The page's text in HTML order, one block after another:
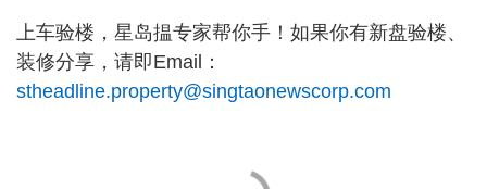
上车验楼，星岛揾专家帮你手！如果你有新盘验楼、
装修分享，请即Email：
stheadline.property@singtaonewscorp.com